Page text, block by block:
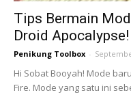
Tips Bermain
Droid Apocalypse!
Penikung Toolbox -
Hi Sobat Booyah! Mode
Fire. Mode yang satu ini